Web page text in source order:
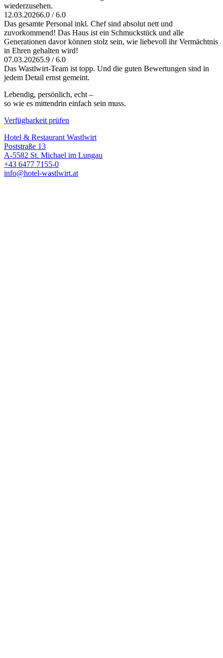
wiederzusehen.
12.03.20266.0 / 6.0
Das gesamte Personal inkl. Chef sind absolut nett und
zuvorkommend! Das Haus ist ein Schmuckstück und alle
Generationen davor können stolz sein, wie liebevoll ihr Vermächtnis
in Ehren gehalten wird!
07.03.20265.9 / 6.0
Das Wastlwirt-Team ist topp. Und die guten Bewertungen sind in
jedem Detail ernst gemeint.
Lebendig, persönlich, echt –
so wie es mittendrin einfach sein muss.
Verfügbarkeit prüfen
Hotel & Restaurant Wastlwirt
Poststraße 13
A-5582 St. Michael im Lungau
+43 6477 7155-0
info@hotel-wastlwirt.at